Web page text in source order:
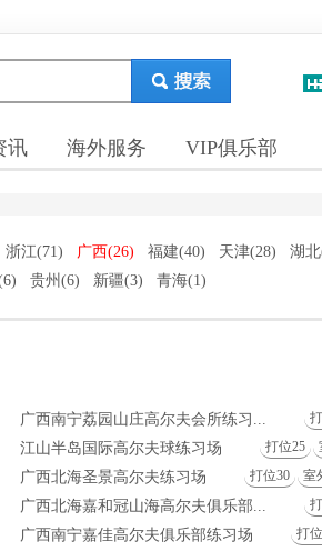
讯 海外服务 VIP俱乐部
浙江(71) 广西(26) 福建(40) 天津(28) 湖
贵州(6) 新疆(3) 青海(1)
广西南宁荔园山庄高尔夫会所练习...
江山半岛国际高尔夫球练习场 打位25
广西北海圣景高尔夫练习场 打位30 室
广西北海嘉和冠山海高尔夫俱乐部...
广西南宁嘉佳高尔夫俱乐部练习场 打